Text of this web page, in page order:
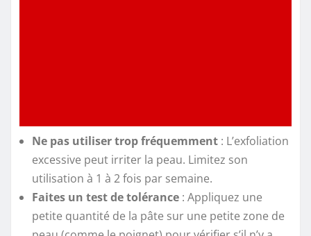
Ne pas utiliser trop fréquemment : L’exfoliation
excessive peut irriter la peau. Limitez son
utilisation à 1 à 2 fois par semaine.
Faites un test de tolérance : Appliquez une
petite quantité de la pâte sur une petite zone de